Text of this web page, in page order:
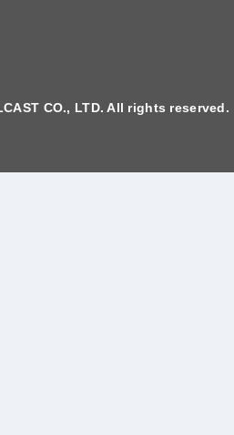
CO., LTD. All rights reserved.